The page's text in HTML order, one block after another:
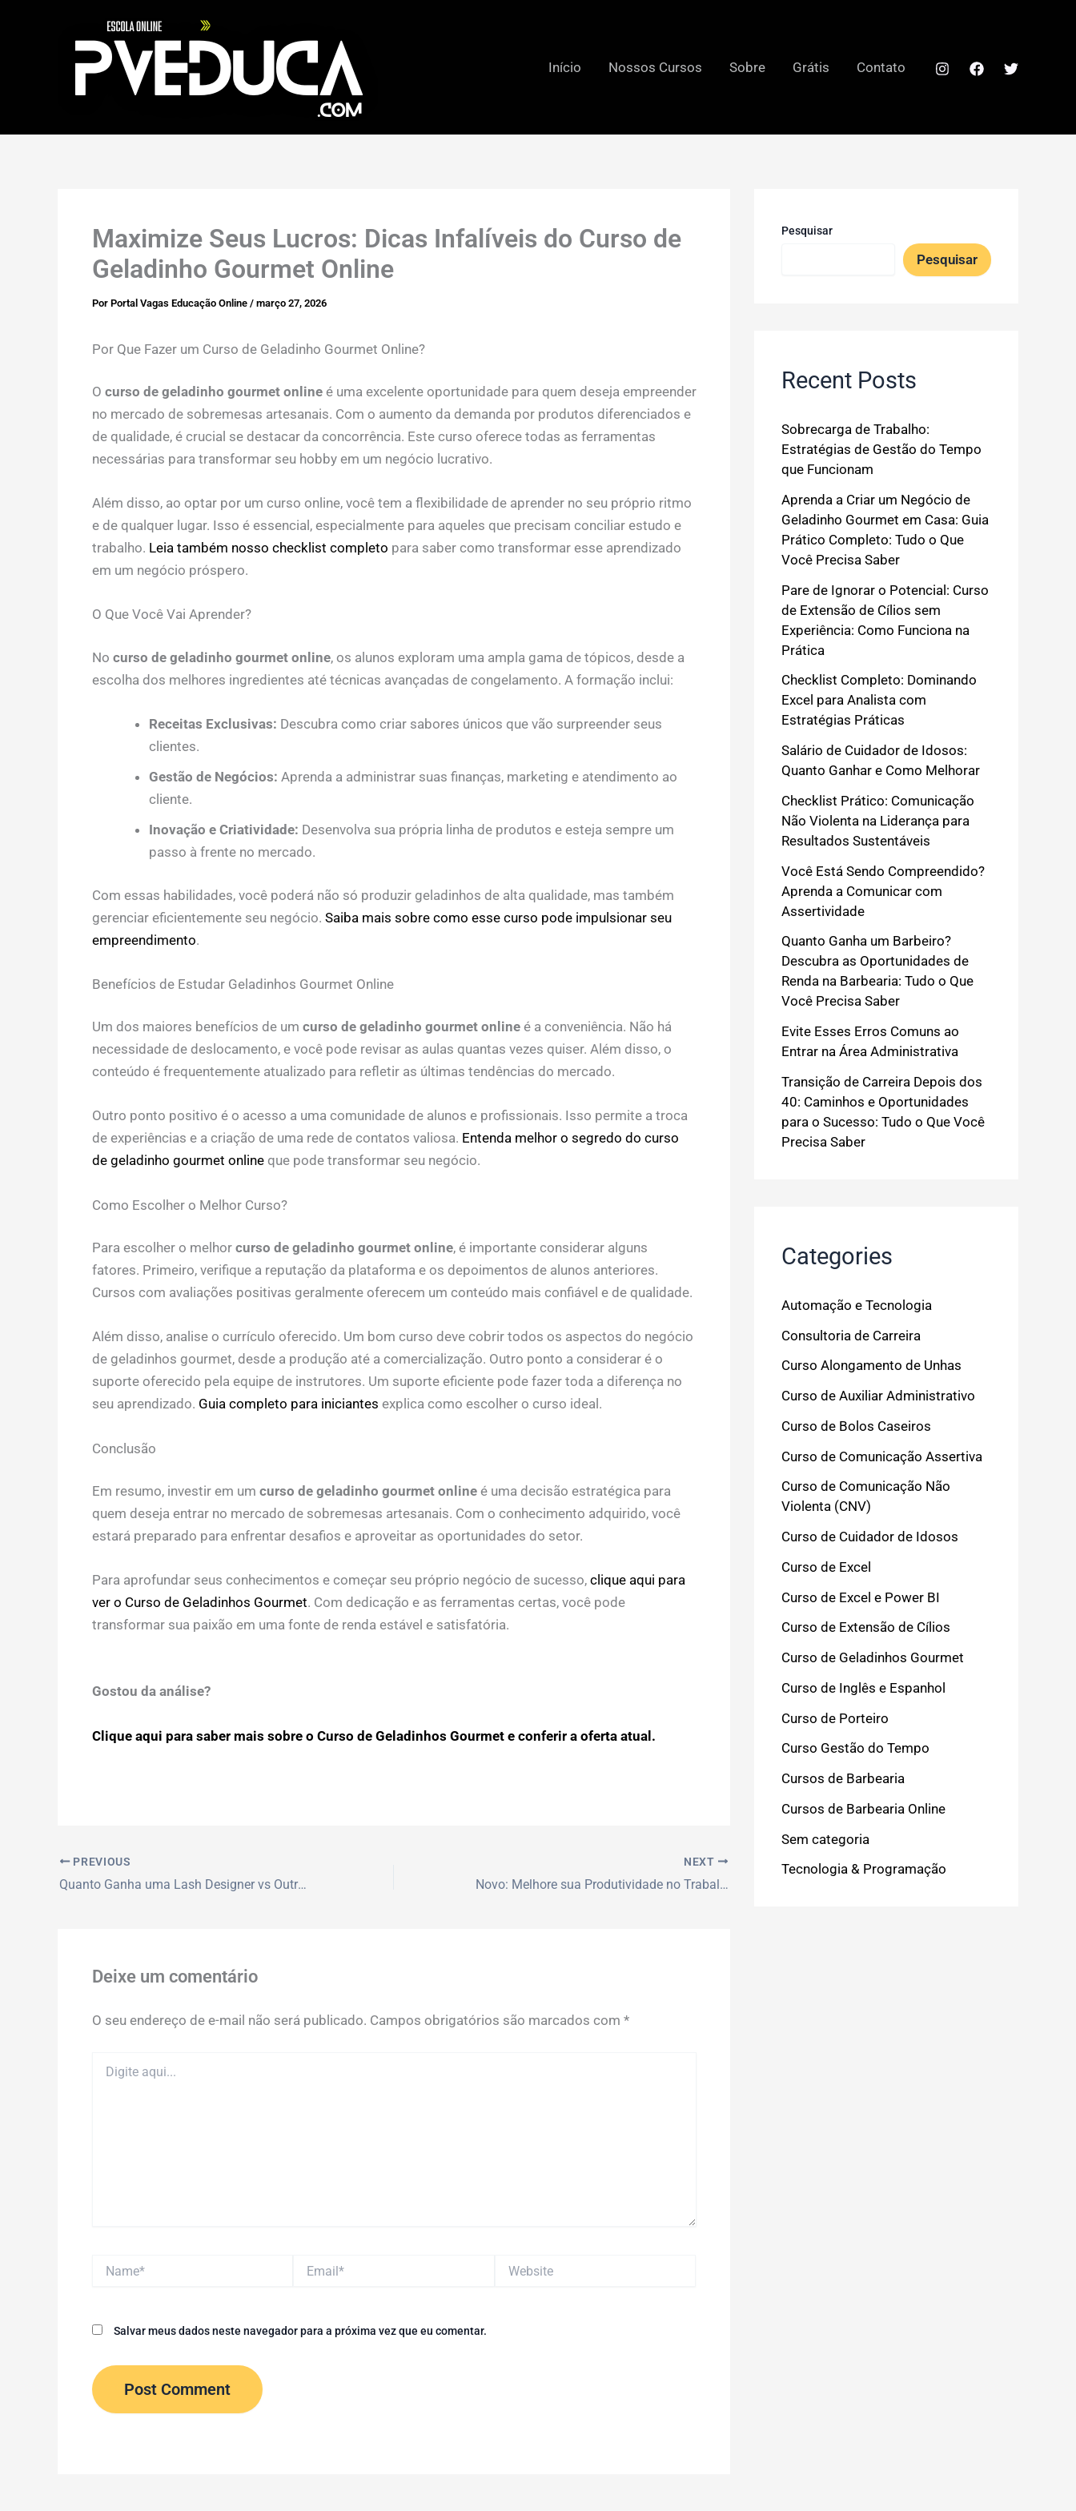
Início Nossos Cursos Sobre Grátis Contato
Maximize Seus Lucros: Dicas Infalíveis do Curso de
Geladinho Gourmet Online
Por Portal Vagas Educação Online / março 27, 2026
Por Que Fazer um Curso de Geladinho Gourmet Online?
O curso de geladinho gourmet onlineé uma excelente oportunidade para quem deseja empreender
no mercado de sobremesas artesanais. Com o aumento da demanda por produtos diferenciados e
de qualidade, é crucial se destacar da concorrência. Este curso oferece todas as ferramentas
necessárias para transformar seu hobby em um negócio lucrativo.
Além disso, ao optar por um curso online, você tem a flexibilidade de aprender no seu próprio ritmo
e de qualquer lugar. Isso é essencial, especialmente para aqueles que precisam conciliar estudo e
trabalho. Leia também nosso checklist completo para saber como transformar esse aprendizado
em um negócio próspero.
O Que Você Vai Aprender?
No curso de geladinho gourmet online, os alunos exploram uma ampla gama de tópicos, desde a
escolha dos melhores ingredientes até técnicas avançadas de congelamento. A formação inclui:
Receitas Exclusivas: Descubra como criar sabores únicos que vão surpreender seus
clientes.
Gestão de Negócios: Aprenda a administrar suas finanças, marketing e atendimento ao
cliente.
Inovação e Criatividade: Desenvolva sua própria linha de produtos e esteja sempre um
passo à frente no mercado.
Com essas habilidades, você poderá não só produzir geladinhos de alta qualidade, mas também
gerenciar eficientemente seu negócio. Saiba mais sobre como esse curso pode impulsionar seu
empreendimento.
Benefícios de Estudar Geladinhos Gourmet Online
Um dos maiores benefícios de um curso de geladinho gourmet onlineé a conveniência. Não há
necessidade de deslocamento, e você pode revisar as aulas quantas vezes quiser. Além disso, o
conteúdo é frequentemente atualizado para refletir as últimas tendências do mercado.
Outro ponto positivo é o acesso a uma comunidade de alunos e profissionais. Isso permite a troca
de experiências e a criação de uma rede de contatos valiosa. Entenda melhor o segredo do curso
de geladinho gourmet onlineque pode transformar seu negócio.
Como Escolher o Melhor Curso?
Para escolher o melhor curso de geladinho gourmet online, é importante considerar alguns
fatores. Primeiro, verifique a reputação da plataforma e os depoimentos de alunos anteriores.
Cursos com avaliações positivas geralmente oferecem um conteúdo mais confiável e de qualidade.
Além disso, analise o currículo oferecido. Um bom curso deve cobrir todos os aspectos do negócio
de geladinhos gourmet, desde a produção até a comercialização. Outro ponto a considerar é o
suporte oferecido pela equipe de instrutores. Um suporte eficiente pode fazer toda a diferença no
seu aprendizado. Guia completo para iniciantes explica como escolher o curso ideal.
Conclusão
Em resumo, investir em um curso de geladinho gourmet onlineé uma decisão estratégica para
quem deseja entrar no mercado de sobremesas artesanais. Com o conhecimento adquirido, você
estará preparado para enfrentar desafios e aproveitar as oportunidades do setor.
Para aprofundar seus conhecimentos e começar seu próprio negócio de sucesso, clique aqui para
ver o Curso de Geladinhos Gourmet. Com dedicação e as ferramentas certas, você pode
transformar sua paixão em uma fonte de renda estável e satisfatória.
Gostou da análise?
Clique aqui para saber mais sobre o Curso de Geladinhos Gourmet e conferir a oferta atual.
PREVIOUS
Quanto Ganha uma Lash Designer vs Outras Carreiras de Beleza: Qual é a Melhor Escolha?
NEXT
Novo: Melhore sua Produtividade no Trabalho: Estratégias Práticas para o Dia a Dia
Deixe um comentário
O seu endereço de e-mail não será publicado. Campos obrigatórios são marcados com *
aqui...
Salvar meus dados neste navegador para a próxima vez que eu comentar.
Pesquisar
Pesquisar
Recent Posts
Sobrecarga de Trabalho:
Estratégias de Gestão do Tempo
que Funcionam
Aprenda a Criar um Negócio de
Geladinho Gourmet em Casa: Guia
Prático Completo: Tudo o Que
Você Precisa Saber
Pare de Ignorar o Potencial: Curso
de Extensão de Cílios sem
Experiência: Como Funciona na
Prática
Checklist Completo: Dominando
Excel para Analista com
Estratégias Práticas
Salário de Cuidador de Idosos:
Quanto Ganhar e Como Melhorar
Checklist Prático: Comunicação
Não Violenta na Liderança para
Resultados Sustentáveis
Você Está Sendo Compreendido?
Aprenda a Comunicar com
Assertividade
Quanto Ganha um Barbeiro?
Descubra as Oportunidades de
Renda na Barbearia: Tudo o Que
Você Precisa Saber
Evite Esses Erros Comuns ao
Entrar na Área Administrativa
Transição de Carreira Depois dos
40: Caminhos e Oportunidades
para o Sucesso: Tudo o Que Você
Precisa Saber
Categories
Automação e Tecnologia
Consultoria de Carreira
Curso Alongamento de Unhas
Curso de Auxiliar Administrativo
Curso de Bolos Caseiros
Curso de Comunicação Assertiva
Curso de Comunicação Não
Violenta (CNV)
Curso de Cuidador de Idosos
Curso de Excel
Curso de Excel e Power BI
Curso de Extensão de Cílios
Curso de Geladinhos Gourmet
Curso de Inglês e Espanhol
Curso de Porteiro
Curso Gestão do Tempo
Cursos de Barbearia
Cursos de Barbearia Online
Sem categoria
Tecnologia & Programação